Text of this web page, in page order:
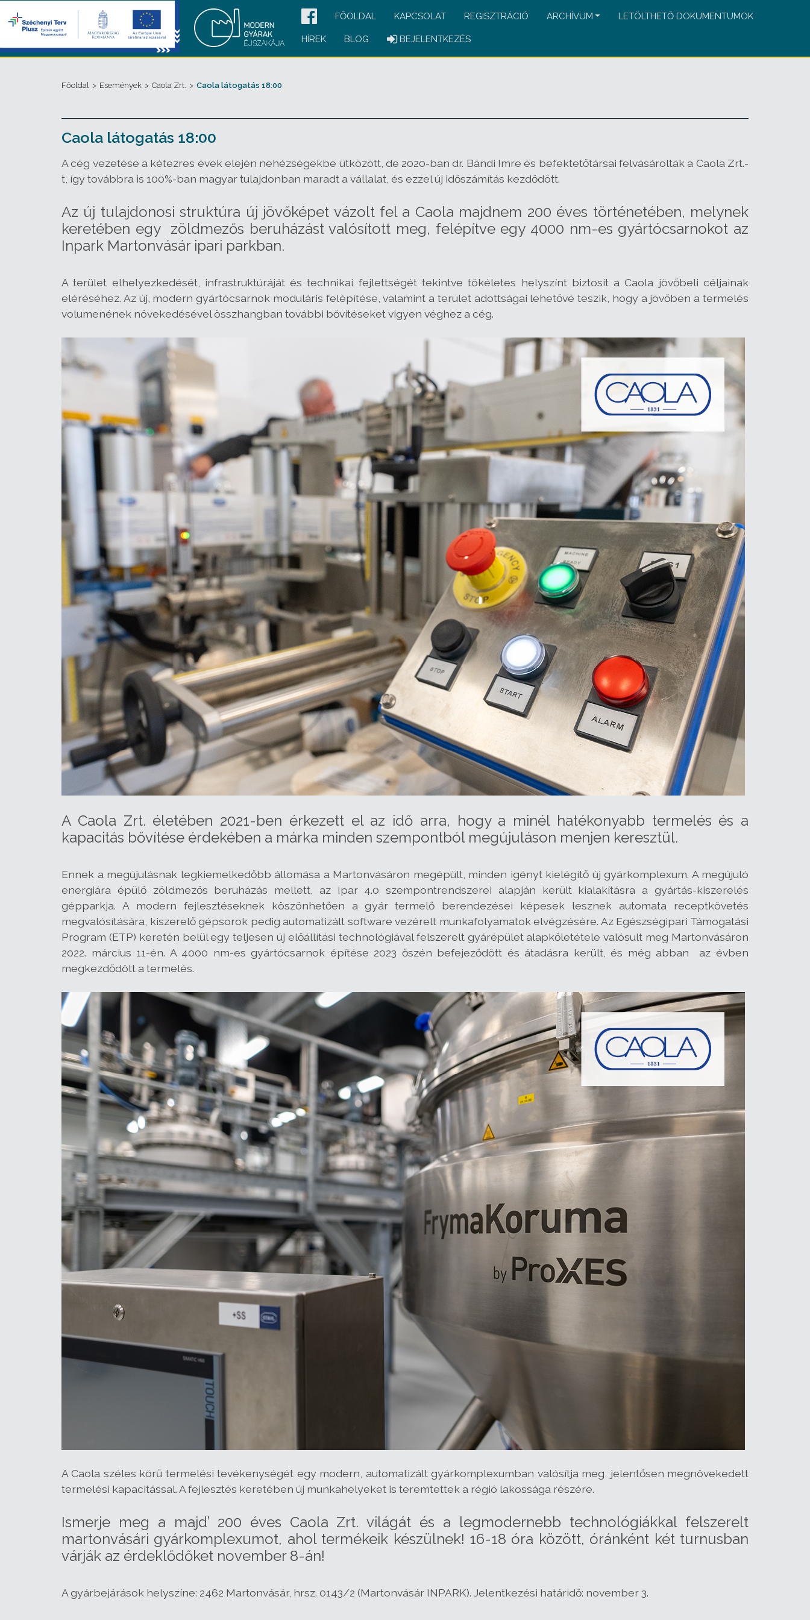
FŐOLDAL KAPCSOLAT REGISZTRÁCIÓ ARCHÍVUM LETÖLTHETŐ DOKUMENTUMOK
HÍREK BLOG BEJELENTKEZÉS
Főoldal > Események > Caola Zrt. > Caola látogatás 18:00
Caola látogatás 18:00
A cég vezetése a kétezres évek elején nehézségekbe ütközött, de 2020-ban dr. Bándi Imre és befektetőtársai felvásárolták a Caola Zrt.-
t, így továbbra is 100%-ban magyar tulajdonban maradt a vállalat, és ezzel új időszámítás kezdődött.
Az új tulajdonosi struktúra új jövőképet vázolt fel a Caola majdnem 200 éves történetében, melynek
keretében egy zöldmezős beruházást valósított meg, felépítve egy 4000 nm-es gyártócsarnokot az
Inpark Martonvásár ipari parkban.
A terület elhelyezkedését, infrastruktúráját és technikai fejlettségét tekintve tökéletes helyszínt biztosít a Caola jövőbeli céljainak
eléréséhez. Az új, modern gyártócsarnok moduláris felépítése, valamint a terület adottságai lehetővé teszik, hogy a jövőben a termelés
volumenének növekedésével összhangban további bővítéseket vigyen véghez a cég.
A Caola Zrt. életében 2021-ben érkezett el az idő arra, hogy a minél hatékonyabb termelés és a
kapacitás bővítése érdekében a márka minden szempontból megújuláson menjen keresztül.
Ennek a megújulásnak legkiemelkedőbb állomása a Martonvásáron megépült, minden igényt kielégítő új gyárkomplexum. A megújuló
energiára épülő zöldmezős beruházás mellett, az Ipar 4.0 szempontrendszerei alapján került kialakításra a gyártás-kiszerelés
gépparkja. A modern fejlesztéseknek köszönhetően a gyár termelő berendezései képesek lesznek automata receptkövetés
megvalósítására, kiszerelő gépsorok pedig automatizált software vezérelt munkafolyamatok elvégzésére. Az Egészségipari Támogatási
Program (ETP) keretén belül egy teljesen új előállítási technológiával felszerelt gyárépület alapkőletétele valósult meg Martonvásáron
2022. március 11-én. A 4000 nm-es gyártócsarnok építése 2023 őszén befejeződött és átadásra került, és még abban az évben
megkezdődött a termelés.
A Caola széles körű termelési tevékenységét egy modern, automatizált gyárkomplexumban valósítja meg, jelentősen megnövekedett
termelési kapacitással. A fejlesztés keretében új munkahelyeket is teremtettek a régió lakossága részére.
Ismerje meg a majd’ 200 éves Caola Zrt. világát és a legmodernebb technológiákkal felszerelt
martonvásári gyárkomplexumot, ahol termékeik készülnek! 16-18 óra között, óránként két turnusban
várják az érdeklődőket november 8-án!
A gyárbejárások helyszíne: 2462 Martonvásár, hrsz. 0143/2 (Martonvásár INPARK). Jelentkezési határidő: november 3.